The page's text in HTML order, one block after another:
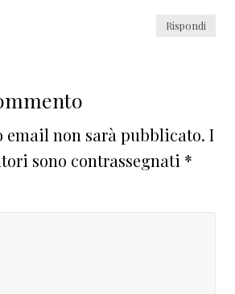
Rispondi
non sarà pubblicato. I
sono contrassegnati *